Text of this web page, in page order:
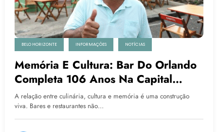
BELO HORIZONTE INFORMAÇÕES NOTÍCIAS
Memória E Cultura: Bar Do Orlando
Completa 106 Anos Na Capital
Mineira Nesta Terça (11)
A relação entre culinária, cultura e memória é uma construção
viva. Bares e restaurantes não…